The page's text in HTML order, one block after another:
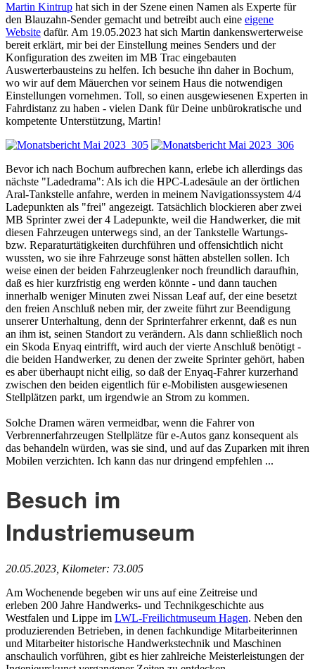
Martin Kintrup hat sich in der Szene einen Namen als Experte für
den Blauzahn-Sender gemacht und betreibt auch eine eigene
Website dafür. Am 19.05.2023 hat sich Martin dankenswerterweise
bereit erklärt, mir bei der Einstellung meines Senders und der
Konfiguration des zweiten im MB Trac eingebauten
Auswerterbausteins zu helfen. Ich besuche ihn daher in Bochum,
wo wir auf dem Mäuerchen vor seinem Haus die notwendigen
Einstellungen vornehmen. Toll, so einen ausgewiesenen Experten in
Fahrdistanz zu haben - vielen Dank für Deine unbürokratische und
kompetente Unterstützung, Martin!
Bevor ich nach Bochum aufbrechen kann, erlebe ich allerdings das
nächste "Ladedrama": Als ich die HPC-Ladesäule an der örtlichen
Aral-Tankstelle anfahre, werden in meinem Navigationssystem 4/4
Ladepunkten als "frei" angezeigt. Tatsächlich blockieren aber zwei
MB Sprinter zwei der 4 Ladepunkte, weil die Handwerker, die mit
diesen Fahrzeugen unterwegs sind, an der Tankstelle Wartungs-
bzw. Reparaturtätigkeiten durchführen und offensichtlich nicht
wussten, wo sie ihre Fahrzeuge sonst hätten abstellen sollen. Ich
weise einen der beiden Fahrzeuglenker noch freundlich daraufhin,
daß es hier kurzfristig eng werden könnte - und dann tauchen
innerhalb weniger Minuten zwei Nissan Leaf auf, der eine besetzt
den freien Anschluß neben mir, der zweite führt zur Beendigung
unserer Unterhaltung, denn der Sprinterfahrer erkennt, daß es nun
an ihm ist, seinen Standort zu verändern. Als dann schließlich noch
ein Skoda Enyaq eintrifft, wird auch der vierte Anschluß benötigt -
die beiden Handwerker, zu denen der zweite Sprinter gehört, haben
es aber überhaupt nicht eilig, so daß der Enyaq-Fahrer kurzerhand
zwischen den beiden eigentlich für e-Mobilisten ausgewiesenen
Stellplätzen parkt, um irgendwie an Strom zu kommen.
Solche Dramen wären vermeidbar, wenn die Fahrer von
Verbrennerfahrzeugen Stellplätze für e-Autos ganz konsequent als
das behandeln würden, was sie sind, und auf das Zuparken mit ihren
Mobilen verzichten. Ich kann das nur dringend empfehlen ...
Besuch im
Industriemuseum
20.05.2023, Kilometer: 73.005
Am Wochenende begeben wir uns auf eine Zeitreise und
erleben 200 Jahre Handwerks- und Technikgeschichte aus
Westfalen und Lippe im LWL-Freilichtmuseum Hagen. Neben den
produzierenden Betrieben, in denen fachkundige Mitarbeiterinnen
und Mitarbeiter historische Handwerkstechnik und Maschinen
anschaulich vorführen, gibt es hier zahlreiche Meisterleistungen der